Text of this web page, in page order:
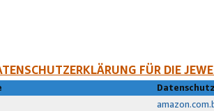
FÜR DIE